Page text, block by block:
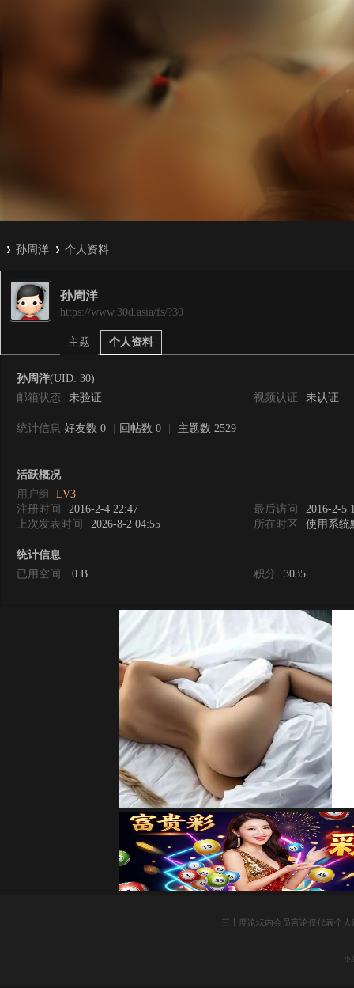
孙周洋 个人资料
孙周洋
https://www.30d.asia/fs/?30
主题 个人资料
孙周洋(UID: 30)
邮箱状态
未验证 视频认证 未认证
统计信息 好友数 0 回帖数 0 主题数 2529
活跃概况
用户组 LV3
注册时间
2016-2-4 22:47 最后访问
2016-2-5
上次发表时间
2026-8-2 04:55 所在时区 使用系统
统计信息
已用空间
0 B 积分 3035
三十度论坛内会员言论仅代表个
小